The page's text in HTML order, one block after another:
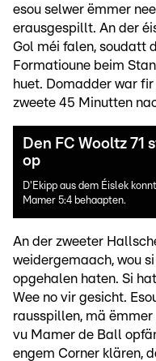
esou selwer ëmmer
erausgespillt. An der
Gol méi falen, soudatt
Formatioune beim
huet. Domadder war
zweete 45 Minutten
Den FC Wooltz 71
op
D'Ekipp aus dem Éislek
Mamer 5:4 behaapten.
An der zweeter
weidergemaach, wou
opgehalen haten. Si
Wee no vir gesicht.
rausspillen, mä ëmmer
vu Mamer de Ball
engem Corner klären,